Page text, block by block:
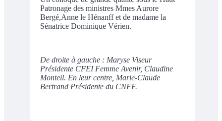
Patronage des ministres Mmes Aurore
Bergé,Anne le Hénanff et de madame la
Sénatrice Dominique Vérien.
De droite à gauche : Maryse Viseur
Présidente CFEI Femme Avenir, Claudine
Monteil. En leur centre, Marie-Claude
Bertrand Présidente du CNFF.